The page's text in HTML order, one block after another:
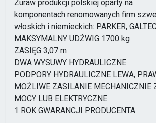
Żuraw produkcji polskiej oparty na
komponentach renomowanych firm
włoskich i niemieckich: PARKER,
MAKSYMALNY UDŹWIG 1700 kg
ZASIĘG 3,07 m
DWA WYSUWY HYDRAULICZNE
PODPORY HYDRAULICZNE LEWA,
MOŻLIWE ZASILANIE MECHANICZNIE
MOCY LUB ELEKTRYCZNE
1 ROK GWARANCJI PRODUCENTA